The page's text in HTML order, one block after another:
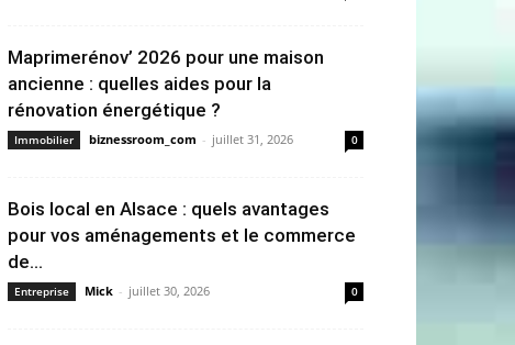
Maprimerénov’ 2026 pour une maison
ancienne : quelles aides pour la
rénovation énergétique ?
Immobilier biznessroom_com - juillet 31, 2026 0
Bois local en Alsace : quels avantages
pour vos aménagements et le commerce
de...
Entreprise Mick - juillet 30, 2026 0